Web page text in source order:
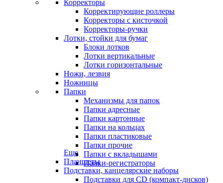
Корректоры
Корректирующие роллеры
Корректоры с кисточкой
Корректоры-ручки
Лотки, стойки для бумаг
Блоки лотков
Лотки вертикальные
Лотки горизонтальные
Ножи, лезвия
Ножницы
Папки
Механизмы для папок
Папки адресные
Папки картонные
Папки на кольцах
Папки пластиковые
Папки прочие
Папки с вкладышами
Папки-регистраторы
Еще
Планшеты
Подставки, канцелярские наборы
Подставки для CD (компакт-дисков)